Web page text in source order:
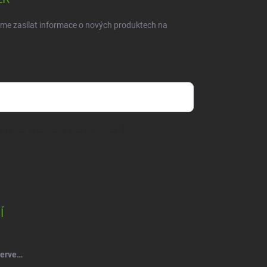
zasílat informace o nových produktech na
Salsa Mýdlový květ růže kytice červená-vínová